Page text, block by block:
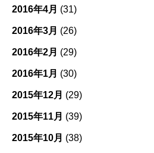
2016年4月 (31)
2016年3月 (26)
2016年2月 (29)
2016年1月 (30)
2015年12月 (29)
2015年11月 (39)
2015年10月 (38)